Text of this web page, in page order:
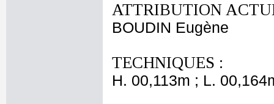
ATTRIBUTION
BOUDIN Eugène
TECHNIQUES :
H. 00,113m ; L.